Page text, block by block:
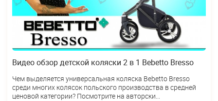
Видео обзор детской коляски 2 в 1 Bebetto Bresso
Чем выделяется универсальная коляска Bebetto Bresso
среди многих колясок польского производства в средней
ценовой категории? Посмотрите на авторски...